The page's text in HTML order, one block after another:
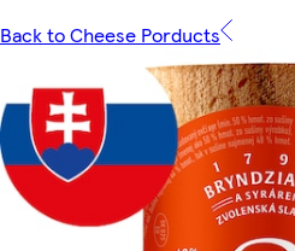
Back to Cheese Porducts